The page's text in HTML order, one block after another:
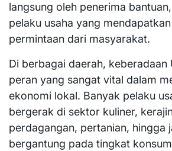
langsung oleh penerima
pelaku usaha yang
permintaan dari masyarakat.
Di berbagai daerah, keberadaan
peran yang sangat vital dalam
ekonomi lokal. Banyak pelaku
bergerak di sektor kuliner,
perdagangan, pertanian, hingga
bergantung pada tingkat